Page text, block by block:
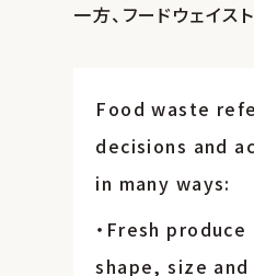
一方、フードウェイ
Food waste
decisions and
in many ways:
・Fresh
shape, size